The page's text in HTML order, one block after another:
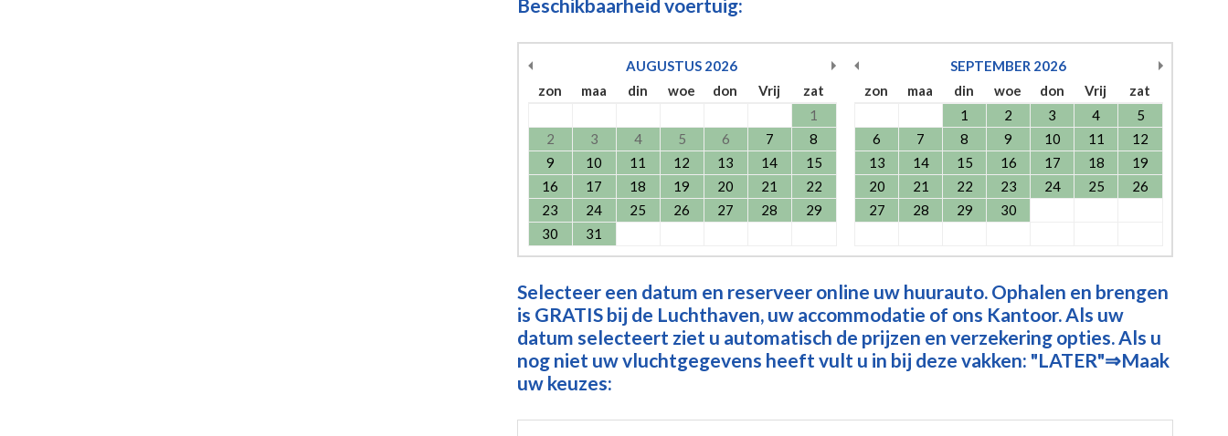
Beschikbaarheid voertuig:
AUGUSTUS 2026
zon
maa din woe don Vrij
zat
1
2
3 4 5 6 7
8
9
10 11 12 13 14
15
16
17 18 19 20 21
22
23
24 25 26 27 28
29
30
31
SEPTEMBER 2026
zon
maa din woe don Vrij
zat
1
2 3 4
5
6
7 8 9 10 11
12
13
14 15 16 17 18
19
20
21 22 23 24 25
26
27
28 29 30
Selecteer een datum en reserveer online uw huurauto. Ophalen en brengen
is GRATIS bij de Luchthaven, uw accommodatie of ons Kantoor. Als uw
datum selecteert ziet u automatisch de prijzen en verzekering opties. Als u
nog niet uw vluchtgegevens heeft vult u in bij deze vakken: "LATER"⇒Maak
uw keuzes: